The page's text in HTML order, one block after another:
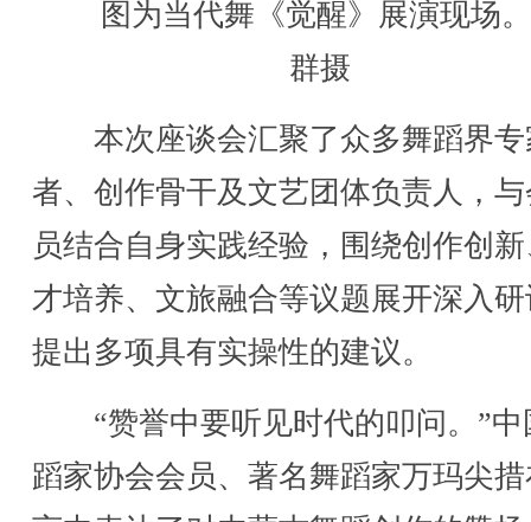
图为当代舞《觉醒》展演现场
群摄
本次座谈会汇聚了众多舞蹈界专
者、创作骨干及文艺团体负责人，
员结合自身实践经验，围绕创作创
才培养、文旅融合等议题展开深入
提出多项具有实操性的建议。
“赞誉中要听见时代的叩问。”中
蹈家协会会员、著名舞蹈家万玛尖